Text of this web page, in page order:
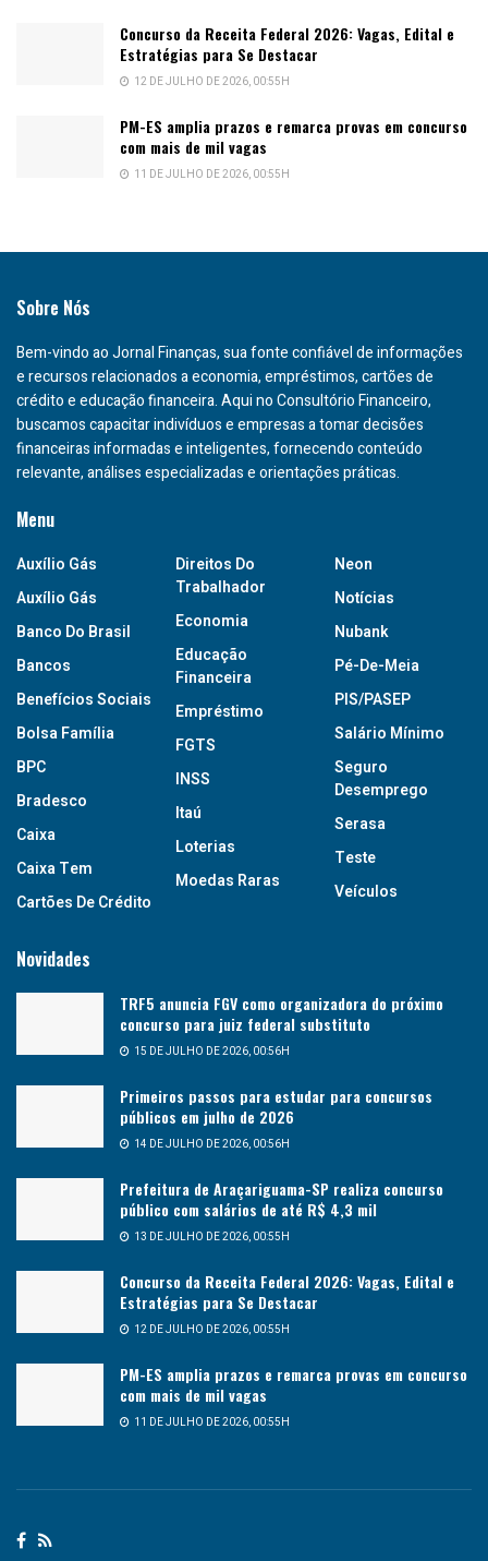
Concurso da Receita Federal 2026: Vagas, Edital e
Estratégias para Se Destacar
12 DE JULHO DE 2026, 00:55H
PM-ES amplia prazos e remarca provas em concurso
com mais de mil vagas
11 DE JULHO DE 2026, 00:55H
Sobre Nós
Bem-vindo ao Jornal Finanças, sua fonte confiável de informações
e recursos relacionados a economia, empréstimos, cartões de
crédito e educação financeira. Aqui no Consultório Financeiro,
buscamos capacitar indivíduos e empresas a tomar decisões
financeiras informadas e inteligentes, fornecendo conteúdo
relevante, análises especializadas e orientações práticas.
Menu
Auxílio Gás
Auxílio Gás
Banco Do Brasil
Bancos
Benefícios Sociais
Bolsa Família
BPC
Bradesco
Caixa
Caixa Tem
Cartões De Crédito
Direitos Do
Trabalhador
Economia
Educação
Financeira
Empréstimo
FGTS
INSS
Itaú
Loterias
Moedas Raras
Neon
Notícias
Nubank
Pé-De-Meia
PIS/PASEP
Salário Mínimo
Seguro
Desemprego
Serasa
Teste
Veículos
Novidades
TRF5 anuncia FGV como organizadora do próximo
concurso para juiz federal substituto
15 DE JULHO DE 2026, 00:56H
Primeiros passos para estudar para concursos
públicos em julho de 2026
14 DE JULHO DE 2026, 00:56H
Prefeitura de Araçariguama-SP realiza concurso
público com salários de até R$ 4,3 mil
13 DE JULHO DE 2026, 00:55H
Concurso da Receita Federal 2026: Vagas, Edital e
Estratégias para Se Destacar
12 DE JULHO DE 2026, 00:55H
PM-ES amplia prazos e remarca provas em concurso
com mais de mil vagas
11 DE JULHO DE 2026, 00:55H